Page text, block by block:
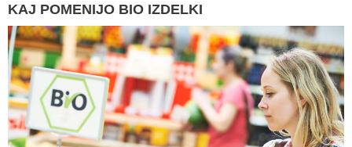
KAJ POMENIJO BIO IZDELKI